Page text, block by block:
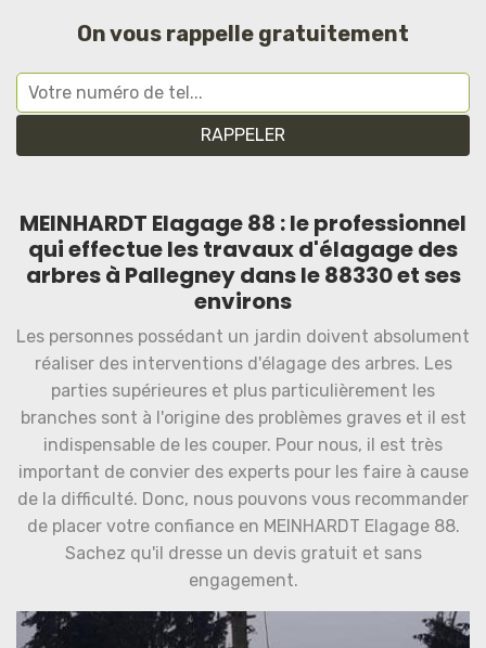
On vous rappelle gratuitement
MEINHARDT Elagage 88 : le professionnel
qui effectue les travaux d'élagage des
arbres à Pallegney dans le 88330 et ses
environs
Les personnes possédant un jardin doivent absolument
réaliser des interventions d'élagage des arbres. Les
parties supérieures et plus particulièrement les
branches sont à l'origine des problèmes graves et il est
indispensable de les couper. Pour nous, il est très
important de convier des experts pour les faire à cause
de la difficulté. Donc, nous pouvons vous recommander
de placer votre confiance en MEINHARDT Elagage 88.
Sachez qu'il dresse un devis gratuit et sans
engagement.